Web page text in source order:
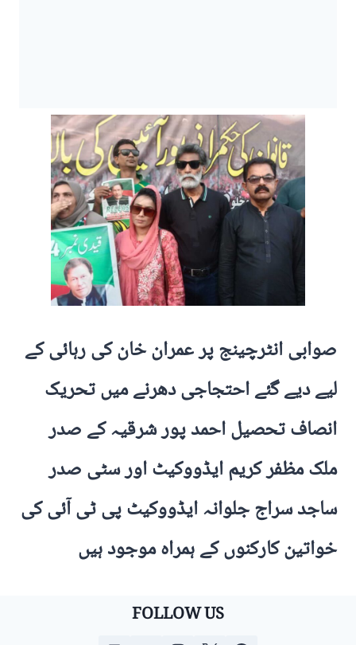
صوابی انٹرچینج پر عمران خان کی رہائی کے
لیے دیے گئے احتجاجی دھرنے میں تحریک
انصاف تحصیل احمد پور شرقیہ کے صدر
ملک مظفر کریم ایڈووکیٹ اور سٹی صدر
ساجد سراج جلوانہ ایڈووکیٹ پی ٹی آئی کی
خواتین کارکنوں کے ہمراہ موجود ہیں
FOLLOW US